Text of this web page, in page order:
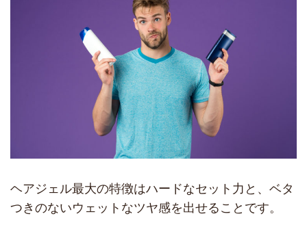
ヘアジェル最大の特徴はハードなセット力と、ベタ
つきのないウェットなツヤ感を出せることです。